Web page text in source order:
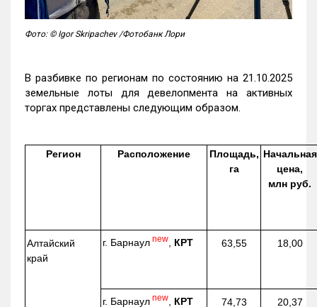
Фото: © Igor Skripachev /Фотобанк Лори
В разбивке по регионам по состоянию на 21.10.2025
земельные лоты для девелопмента на активных
торгах представлены следующим образом.
Регион Расположение
Площадь,
га
Начальная
цена,
млн руб.
Алтайский
край
г. Барнаул new КРТ 63,55 18,00
г. Барнаул new КРТ 74,73 20,37